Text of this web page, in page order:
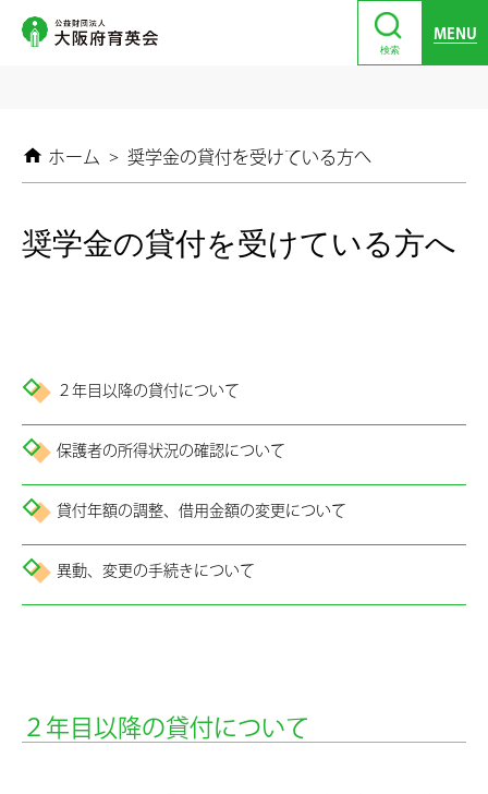
検索
MENU
ホーム > 奨学金の貸付を受けている方へ
奨学金の貸付を受けている方へ
２年目以降の貸付について
保護者の所得状況の確認について
貸付年額の調整、借用金額の変更について
異動、変更の手続きについて
２年目以降の貸付について